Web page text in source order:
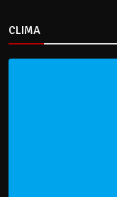
CLIMA